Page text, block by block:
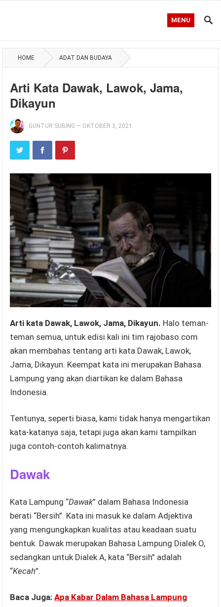
MENU
HOME ADAT DAN BUDAYA
Arti Kata Dawak, Lawok, Jama,
Dikayun
GUNTUR SUBING — OKTOBER 3, 2021
Arti kata Dawak, Lawok, Jama, Dikayun. Halo teman-
teman semua, untuk edisi kali ini tim rajobaso.com
akan membahas tentang arti kata Dawak, Lawok,
Jama, Dikayun. Keempat kata ini merupakan Bahasa
Lampung yang akan diartikan ke dalam Bahasa
Indonesia.
Tentunya, seperti biasa, kami tidak hanya mengartikan
kata-katanya saja, tetapi juga akan kami tampilkan
juga contoh-contoh kalimatnya.
Dawak
Kata Lampung “Dawak” dalam Bahasa Indonesia
berati “Bersih”. Kata ini masuk ke dalam Adjektiva
yang mengungkapkan kualitas atau keadaan suatu
bentuk. Dawak merupakan Bahasa Lampung Dialek O,
sedangkan untuk Dialek A, kata “Bersih” adalah
“Kecah”.
Baca Juga:Apa Kabar Dalam Bahasa Lampung